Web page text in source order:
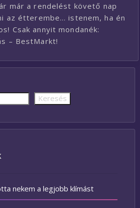
már a rendelést követő nap
az étterembe… istenem, ha én
Csak annyit mondanék:
– BestMarkt!
Keresés
nekem a legjobb klímást